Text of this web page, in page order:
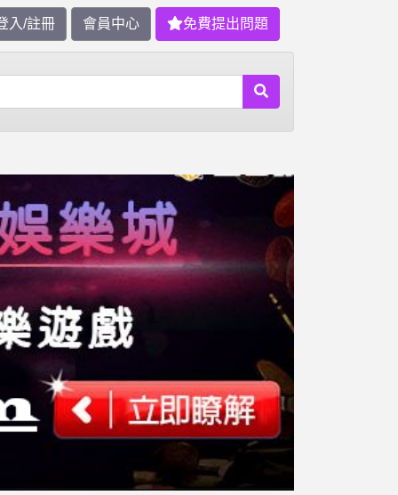
入/註冊 會員中心 免費提出問題